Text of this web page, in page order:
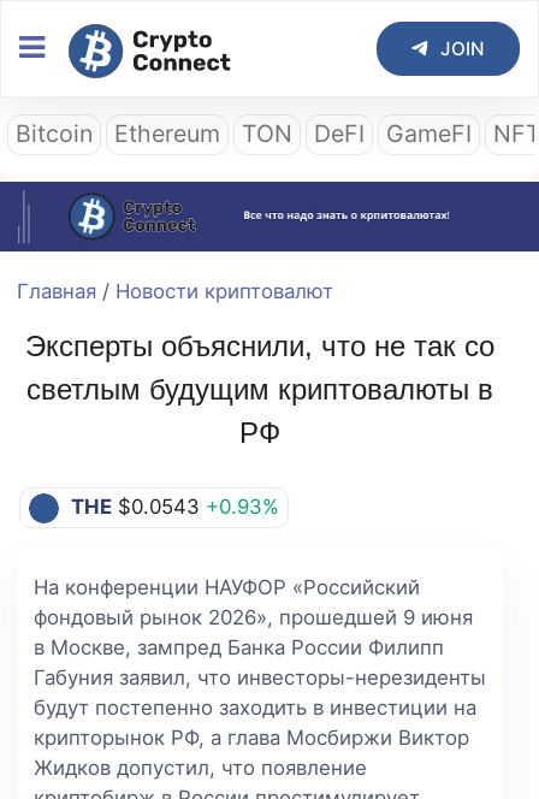
JOIN
Bitcoin Ethereum TON DeFI GameFI
Главная / Новости криптовалют
Эксперты объяснили, что не так со
светлым будущим криптовалюты в
РФ
THE $0.0543 +0.93%
На конференции НАУФОР «Российский
фондовый рынок 2026», прошедшей 9 июня
в Москве, зампред Банка России Филипп
Габуния заявил, что инвесторы-нерезиденты
будут постепенно заходить в инвестиции на
крипторынок РФ, а глава Мосбиржи Виктор
Жидков допустил, что появление